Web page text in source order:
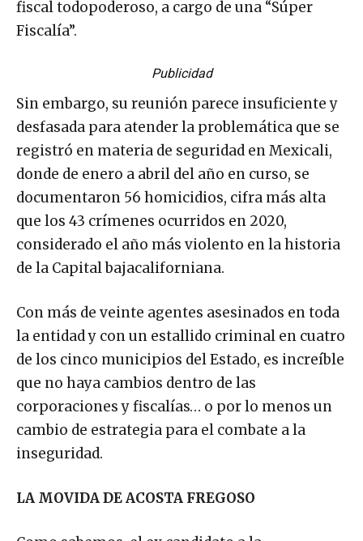
fiscal todopoderoso, a cargo de una “Súper
Fiscalía”.
Publicidad
Sin embargo, su reunión parece insuficiente y
desfasada para atender la problemática que se
registró en materia de seguridad en Mexicali,
donde de enero a abril del año en curso, se
documentaron 56 homicidios, cifra más alta
que los 43 crímenes ocurridos en 2020,
considerado el año más violento en la historia
de la Capital bajacaliforniana.
Con más de veinte agentes asesinados en toda
la entidad y con un estallido criminal en cuatro
de los cinco municipios del Estado, es increíble
que no haya cambios dentro de las
corporaciones y fiscalías… o por lo menos un
cambio de estrategia para el combate a la
inseguridad.
LA MOVIDA DE ACOSTA FREGOSO